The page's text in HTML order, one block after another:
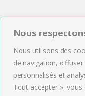
Nous
Nous utilisons des
de navigation,
personnalisés et
Tout accepter »,